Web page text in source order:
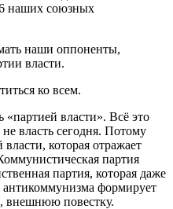
наших союзных
наши оппоненты,
власти.
ко всем.
«партией власти». Всё это
власть сегодня. Потому
которая отражает
партия
партия, которая даже
формирует
внешнюю повестку.